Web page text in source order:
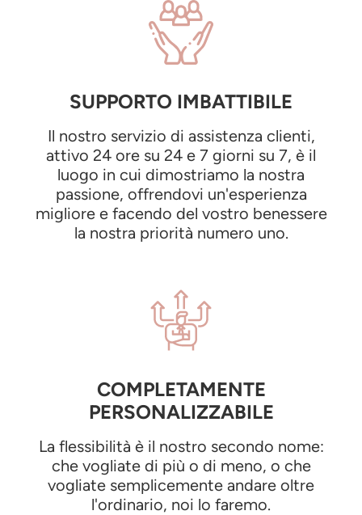
SUPPORTO IMBATTIBILE
Il nostro servizio di assistenza clienti,
attivo 24 ore su 24 e 7 giorni su 7, è il
luogo in cui dimostriamo la nostra
passione, offrendovi un'esperienza
migliore e facendo del vostro benessere
la nostra priorità numero uno.
COMPLETAMENTE
PERSONALIZZABILE
La flessibilità è il nostro secondo nome:
che vogliate di più o di meno, o che
vogliate semplicemente andare oltre
l'ordinario, noi lo faremo.